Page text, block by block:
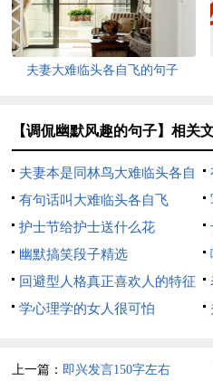
夫妻大难临头各自飞的句子
【调侃幽默风趣的句子】相关
夫妻本是同林鸟大难临头各自
飞有句话叫大难临头各自飞
护士节给护士送什么花
幽默搞笑段子精选
回避型人格真正喜欢人的特征
学心理学的女人很可怕
上一篇： 即兴发言150字左右